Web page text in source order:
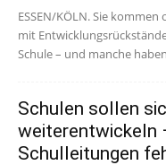
ESSEN/KÖLN. Sie
mit
Schule – und manche
Schulen sollen
weiterentwickeln
Schulleitungen